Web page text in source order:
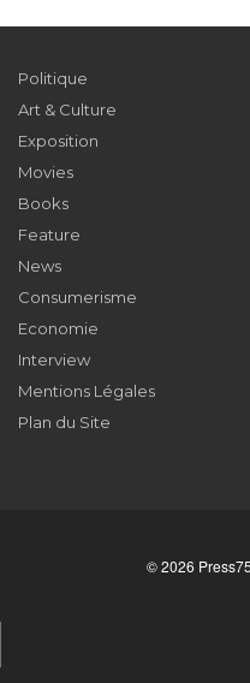
Politique
Art & Culture
Exposition
Movies
Books
Feature
News
Consumerisme
Economie
Interview
Mentions Légales
Plan du Site
© 2026